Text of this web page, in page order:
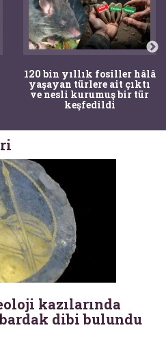
120 bin yıllık fosiller hâlâ
yaşayan türlere ait çıktı
ve nesli kurumuş bir tür
keşfedildi
kazılarında
dibi bulundu